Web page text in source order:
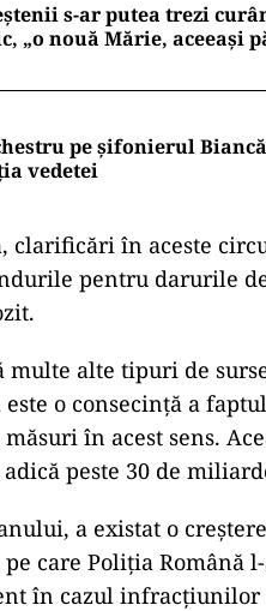
s-ar putea trezi
„o nouă Mărie, aceeași
pe șifonierul
vedetei
clarificări în aceste
pentru darurile
multe alte tipuri de
o consecință a
în acest sens.
peste 30 de
a existat o
care Poliția Română
în cazul infracțiunilor